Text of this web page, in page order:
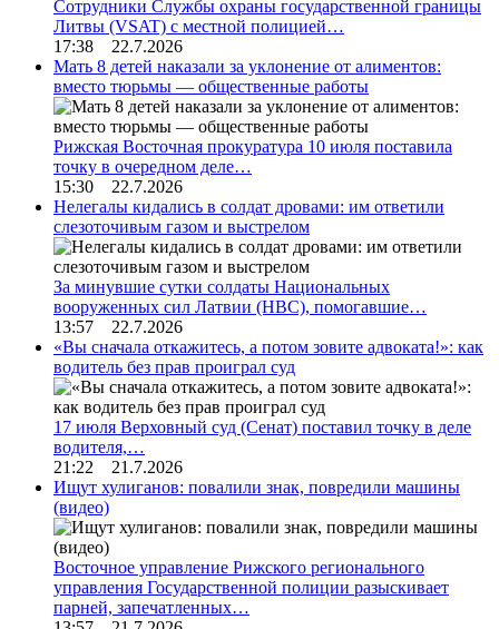
Сотрудники Службы охраны государственной границы
Литвы (VSAT) с местной полицией…
17:38 22.7.2026
Мать 8 детей наказали за уклонение от алиментов:
вместо тюрьмы — общественные работы
Рижская Восточная прокуратура 10 июля поставила
точку в очередном деле…
15:30 22.7.2026
Нелегалы кидались в солдат дровами: им ответили
слезоточивым газом и выстрелом
За минувшие сутки солдаты Национальных
вооруженных сил Латвии (НВС), помогавшие…
13:57 22.7.2026
«Вы сначала откажитесь, а потом зовите адвоката!»: как
водитель без прав проиграл суд
17 июля Верховный суд (Сенат) поставил точку в деле
водителя,…
21:22 21.7.2026
Ищут хулиганов: повалили знак, повредили машины
(видео)
Восточное управление Рижского регионального
управления Государственной полиции разыскивает
парней, запечатленных…